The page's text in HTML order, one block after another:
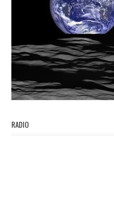
RADIO